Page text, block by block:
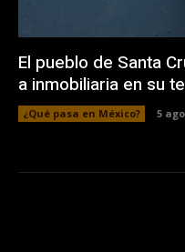
El pueblo de Santa
a inmobiliaria en su
¿Qué pasa en México? 5